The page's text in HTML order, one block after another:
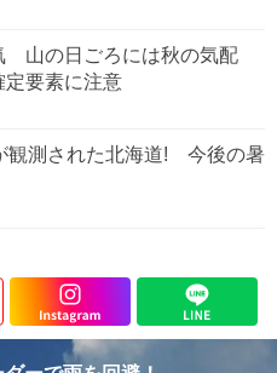
山の日ごろには秋の気配
要素に注意
観測された北海道! 今後の暑